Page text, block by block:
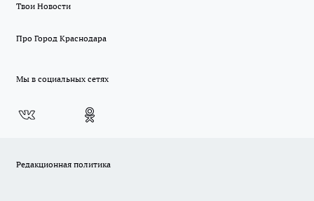
Твои Новости
Про Город Краснодара
Мы в социальных сетях
Редакционная политика